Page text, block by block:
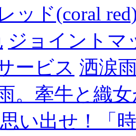
ッド(coral
ジョイントマ
ービス 洒涙
。牽牛と織
思い出せ！「